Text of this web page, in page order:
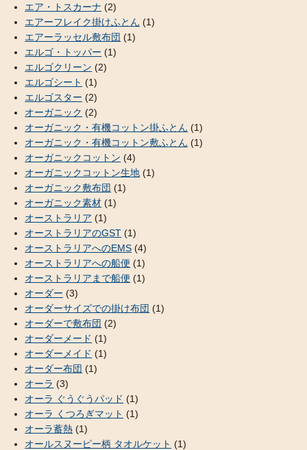
エア・トスカーナ (2)
エアーフレイク掛けふとん (1)
エアーラッセル敷布団 (1)
エルゴ・トッパー (1)
エルゴクリーン (2)
エルゴシート (1)
エルゴスター (2)
オーガニック (2)
オーガニック・有機コットン掛ふとん (1)
オーガニック・有機コットン敷ふとん (1)
オーガニックコットン (4)
オーガニックコットン生地 (1)
オーガニック敷布団 (1)
オーガニック素材 (1)
オーストラリア (1)
オーストラリアのGST (1)
オーストラリアへのEMS (4)
オーストラリアへの船便 (1)
オーストラリアまで船便 (1)
オーダー (3)
オーダーサイズでの掛け布団 (1)
オーダーで敷布団 (2)
オーダーメード (1)
オーダーメイド (1)
オーダー布団 (1)
オーラ (3)
オーラ ぐうぐうパッド (1)
オーラ くつろぎマット (1)
オーラ蓄熱 (1)
オールスヌーピー柄 タオルケット (1)